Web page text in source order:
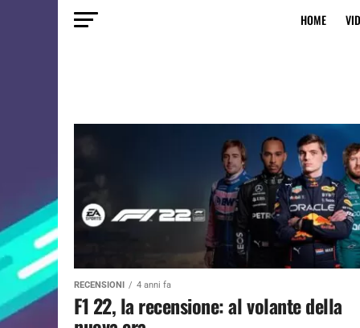
HOME
RECENSIONI 4 anni fa
F1 22, la recensione: al volante della